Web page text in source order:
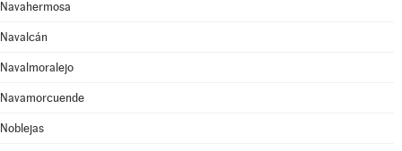
Navahermosa
Navalcán
Navalmoralejo
Navamorcuende
Noblejas